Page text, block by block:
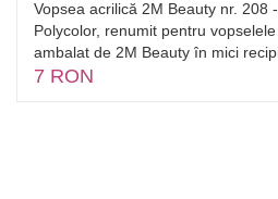
Vopsea acrilică 2M Beauty nr. 208
Polycolor, renumit pentru
ambalat de 2M Beauty în mici
7 RON